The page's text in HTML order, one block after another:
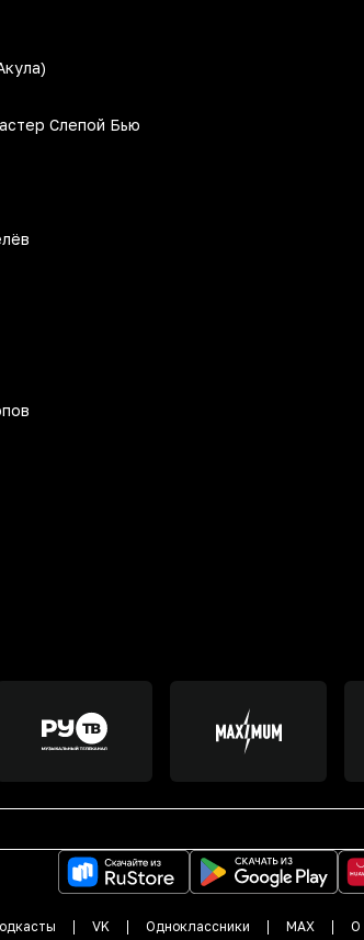
Слепой Бью
VK Одноклассники MAX О